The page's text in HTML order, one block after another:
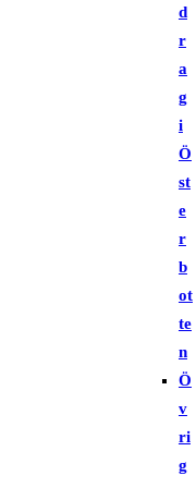
d
r
a
g
i
Ö
st
e
r
b
ot
te
n
Ö
v
ri
g